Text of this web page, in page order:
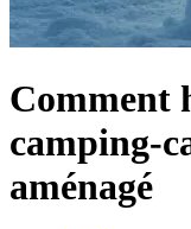
Comment
camping-
aménagé